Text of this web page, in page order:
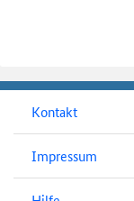
Kontakt
Impressum